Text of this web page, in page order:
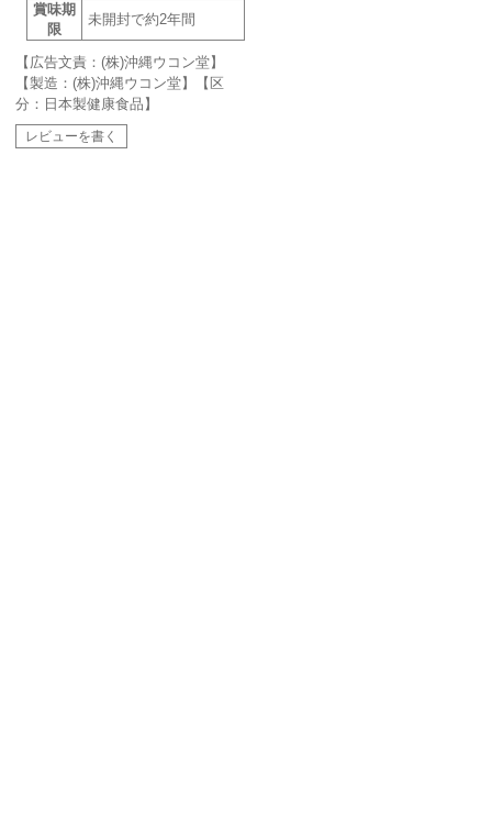
賞味期
限
未開封で約2年間
【広告文責：(株)沖縄ウコン堂】
【製造：(株)沖縄ウコン堂】【区
分：日本製健康食品】
レビューを書く